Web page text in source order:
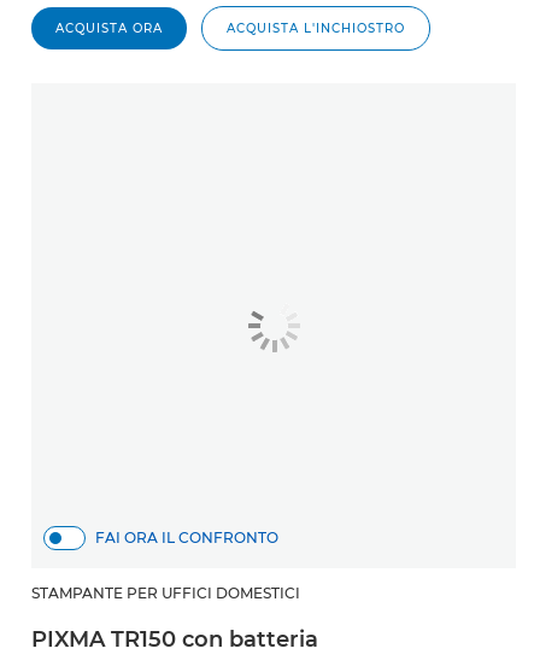
ACQUISTA ORA ACQUISTA L'INCHIOSTRO
FAI ORA IL CONFRONTO
STAMPANTE PER UFFICI DOMESTICI
PIXMA TR150 con batteria